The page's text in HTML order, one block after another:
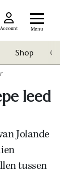
Account Menu
Shop
leed
Jolande
tussen